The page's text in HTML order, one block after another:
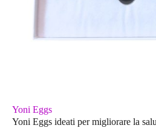
Yoni Eggs
Yoni Eggs ideati per migliorare la